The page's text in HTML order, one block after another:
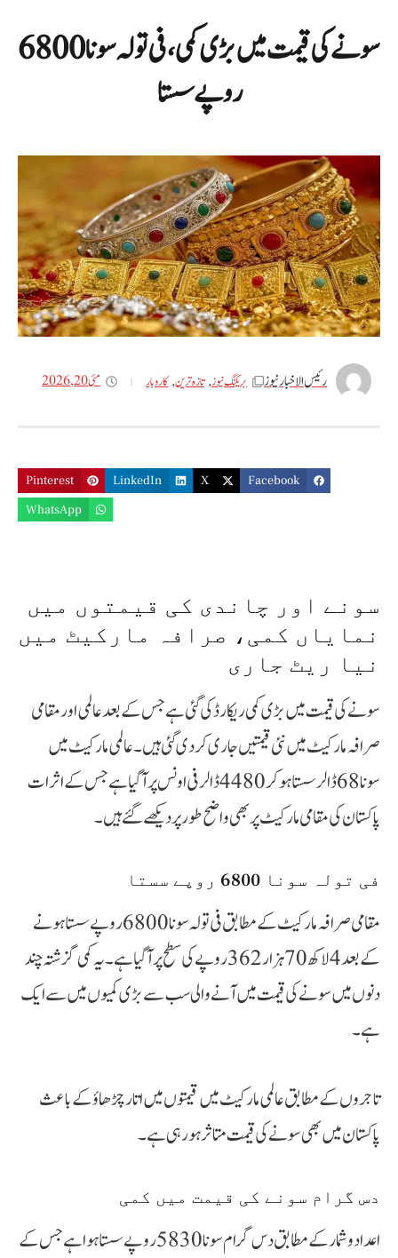
سونے کی قیمت میں بڑی کمی، فی تولہ سونا 6800
روپے سستا
رئیس الاخبار نیوز بریکنگ نیوز,تازه ترین,کاروبار مئی 20, 2026
Facebook
X
LinkedIn
Pinterest
WhatsApp
سونے اور چاندی کی قیمتوں میں
نمایاں کمی، صرافہ مارکیٹ میں
نیا ریٹ جاری
سونے کی قیمت میں بڑی کمی ریکارڈ کی گئی ہے جس کے بعد عالمی اور مقامی
صرافہ مارکیٹ میں نئی قیمتیں جاری کر دی گئی ہیں۔ عالمی مارکیٹ میں
سونا 68 ڈالر سستا ہو کر 4480 ڈالر فی اونس پر آ گیا ہے جس کے اثرات
پاکستان کی مقامی مارکیٹ پر بھی واضح طور پر دیکھے گئے ہیں۔
فی تولہ سونا 6800 روپے سستا
مقامی صرافہ مارکیٹ کے مطابق فی تولہ سونا 6800 روپے سستا ہونے
کے بعد 4 لاکھ 70 ہزار 362 روپے کی سطح پر آ گیا ہے۔ یہ کمی گزشتہ چند
دنوں میں سونے کی قیمت میں آنے والی سب سے بڑی کمیوں میں سے ایک
ہے۔
تاجروں کے مطابق عالمی مارکیٹ میں قیمتوں میں اتار چڑھاؤ کے باعث
پاکستان میں بھی سونے کی قیمت متاثر ہو رہی ہے۔
دس گرام سونے کی قیمت میں کمی
اعداد و شمار کے مطابق دس گرام سونا 5830 روپے سستا ہوا ہے جس کے